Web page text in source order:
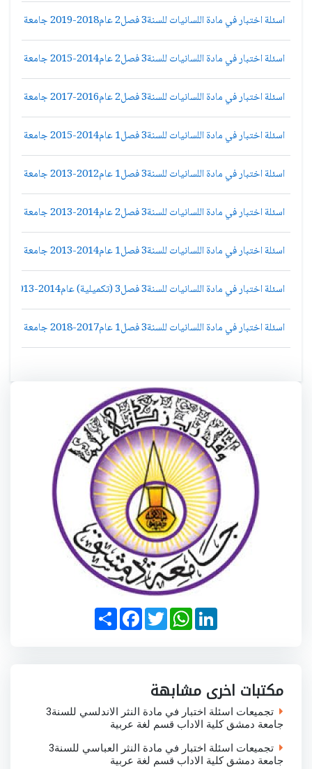
اسئلة اختبار في مادة اللسانيات للسنة3 فصل2 عام2018-2019 جامعة دمشق كلية الاداب قسم لغة عربية
اسئلة اختبار في مادة اللسانيات للسنة3 فصل2 عام2014-2015 جامعة دمشق كلية الاداب قسم لغة عربية
اسئلة اختبار في مادة اللسانيات للسنة3 فصل2 عام2016-2017 جامعة دمشق كلية الاداب قسم لغة عربية
اسئلة اختبار في مادة اللسانيات للسنة3 فصل1 عام2014-2015 جامعة دمشق كلية الاداب قسم لغة عربية
اسئلة اختبار في مادة اللسانيات للسنة3 فصل1 عام2012-2013 جامعة دمشق كلية الاداب قسم لغة عربية
اسئلة اختبار في مادة اللسانيات للسنة3 فصل2 عام2014-2013 جامعة دمشق كلية الاداب قسم لغة عربية
اسئلة اختبار في مادة اللسانيات للسنة3 فصل1 عام2014-2013 جامعة دمشق كلية الاداب قسم لغة عربية
اسئلة اختبار في مادة اللسانيات للسنة3 فصل3 (تكميلية) عام2014-2013 جامعة دمشق كلية الاداب قسم لغة عربية
اسئلة اختبار في مادة اللسانيات للسنة3 فصل1 عام2017-2018 جامعة دمشق كلية الاداب قسم لغة عربية
S
h
a
F
a
c
T
w
i
W
h
a
p
p
L
i
n
n
مكتبات اخرى مشابهة
تجميعات اسئلة اختبار في مادة النثر الاندلسي للسنة3
جامعة دمشق كلية الاداب قسم لغة عربية
تجميعات اسئلة اختبار في مادة النثر العباسي للسنة3
جامعة دمشق كلية الاداب قسم لغة عربية